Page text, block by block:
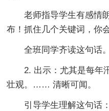
老师指导学生有感情
布！抓住几个关键词，你
全班同学齐读这句话
2. 出示：尤其是每年
壮观。…… 清晰可闻。
引导学生理解这句话